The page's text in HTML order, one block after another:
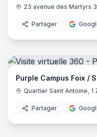
23 avenue des Martyrs
Partager
Purple Campus Foix /
Partager